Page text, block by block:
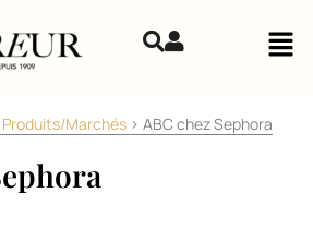
Produits/Marchés > ABC chez Sephora